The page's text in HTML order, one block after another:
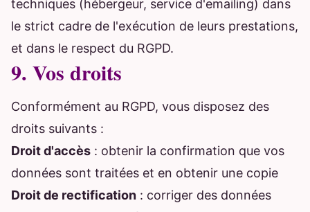
techniques (hébergeur, service d'emailing) dans
le strict cadre de l'exécution de leurs prestations,
et dans le respect du RGPD.
9. Vos droits
Conformément au RGPD, vous disposez des
droits suivants :
Droit d'accès : obtenir la confirmation que vos
données sont traitées et en obtenir une copie
Droit de rectification : corriger des données